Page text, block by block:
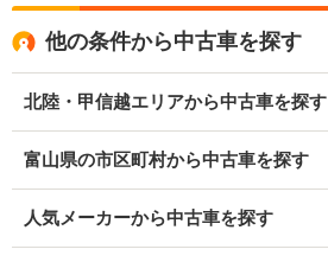
他の条件から中古車を探す
北陸・甲信越エリアから中古車を探す
富山県の市区町村から中古車を探す
人気メーカーから中古車を探す